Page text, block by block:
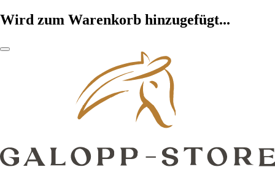
Wird zum Warenkorb hinzugefügt...